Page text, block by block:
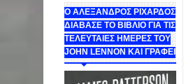
Ο ΑΛΕΞΑΝΔΡΟΣ ΡΙΧΑΡΔΟΣ
ΔΙΑΒΑΣΕ ΤΟ ΒΙΒΛΙΟ ΓΙΑ ΤΙΣ
ΤΕΛΕΥΤΑΙΕΣ ΗΜΕΡΕΣ ΤΟΥ
JOHN LENNON ΚΑΙ ΓΡΑΦΕΙ